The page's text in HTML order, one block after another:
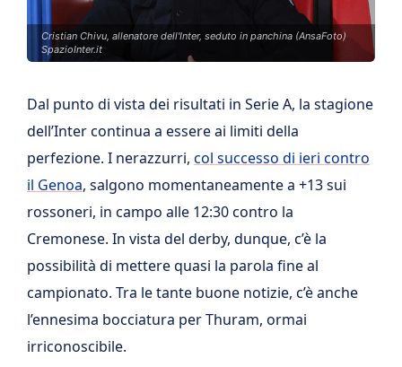
Cristian Chivu, allenatore dell'Inter, seduto in panchina (AnsaFoto)
SpazioInter.it
Dal punto di vista dei risultati in Serie A, la stagione
dell’Inter continua a essere ai limiti della
perfezione. I nerazzurri, col successo di ieri contro
il Genoa, salgono momentaneamente a +13 sui
rossoneri, in campo alle 12:30 contro la
Cremonese. In vista del derby, dunque, c’è la
possibilità di mettere quasi la parola fine al
campionato. Tra le tante buone notizie, c’è anche
l’ennesima bocciatura per Thuram, ormai
irriconoscibile.